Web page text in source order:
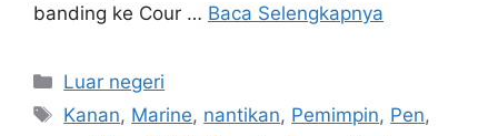
banding ke Cour … Baca Selengkapnya
Kategori
Luar negeri
Tag
Kanan, Marine, nantikan, Pemimpin, Pen,